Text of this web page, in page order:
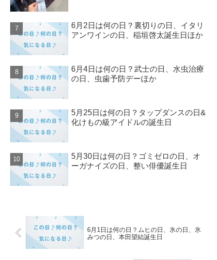
6月2日は何の日？裏切りの日、イタリ
アンワインの日、稲垣啓太誕生日ほか
6月4日は何の日？武士の日、水虫治療
の日、虫歯予防デーほか
5月25日は何の日？タップダンスの日&
化けもの級アイドルの誕生日
5月30日は何の日？ゴミゼロの日、オ
ーガナイズの日、整い俳優誕生日
6月1日は何の日？ムヒの日、氷の日、氷
みつの日、本田望結誕生日